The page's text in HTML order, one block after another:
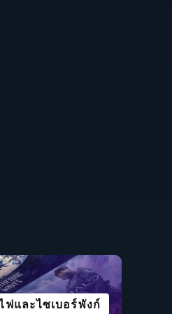
ฟและไซเบอร์พังก์
กลยุทธ์
แข่งความเร็ว
ท่องโลกกว้าง